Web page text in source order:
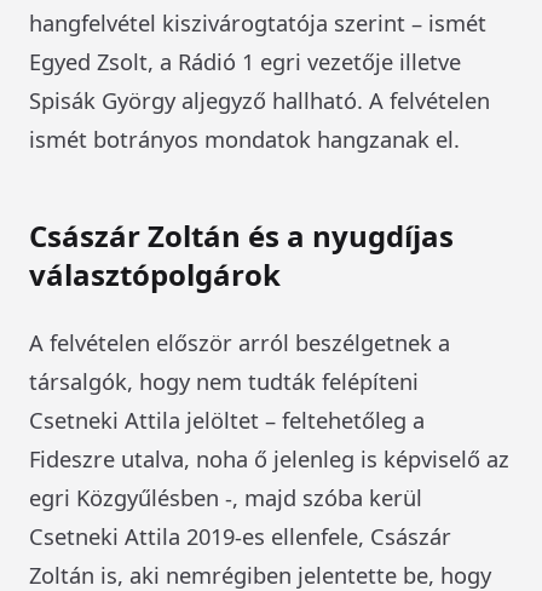
hangfelvétel kiszivárogtatója szerint – ismét
Egyed Zsolt, a Rádió 1 egri vezetője illetve
Spisák György aljegyző hallható. A felvételen
ismét botrányos mondatok hangzanak el.
Császár Zoltán és a nyugdíjas
választópolgárok
A felvételen először arról beszélgetnek a
társalgók, hogy nem tudták felépíteni
Csetneki Attila jelöltet – feltehetőleg a
Fideszre utalva, noha ő jelenleg is képviselő az
egri Közgyűlésben -, majd szóba kerül
Csetneki Attila 2019-es ellenfele, Császár
Zoltán is, aki nemrégiben jelentette be, hogy